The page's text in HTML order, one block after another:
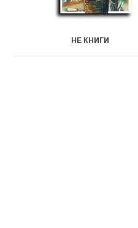
НЕ КНИГИ